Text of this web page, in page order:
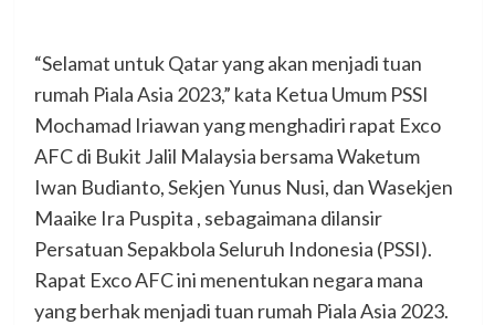
“Selamat untuk Qatar yang akan menjadi tuan
rumah Piala Asia 2023,” kata Ketua Umum PSSI
Mochamad Iriawan yang menghadiri rapat Exco
AFC di Bukit Jalil Malaysia bersama Waketum
Iwan Budianto, Sekjen Yunus Nusi, dan Wasekjen
Maaike Ira Puspita , sebagaimana dilansir
Persatuan Sepakbola Seluruh Indonesia (PSSI).
Rapat Exco AFC ini menentukan negara mana
yang berhak menjadi tuan rumah Piala Asia 2023.